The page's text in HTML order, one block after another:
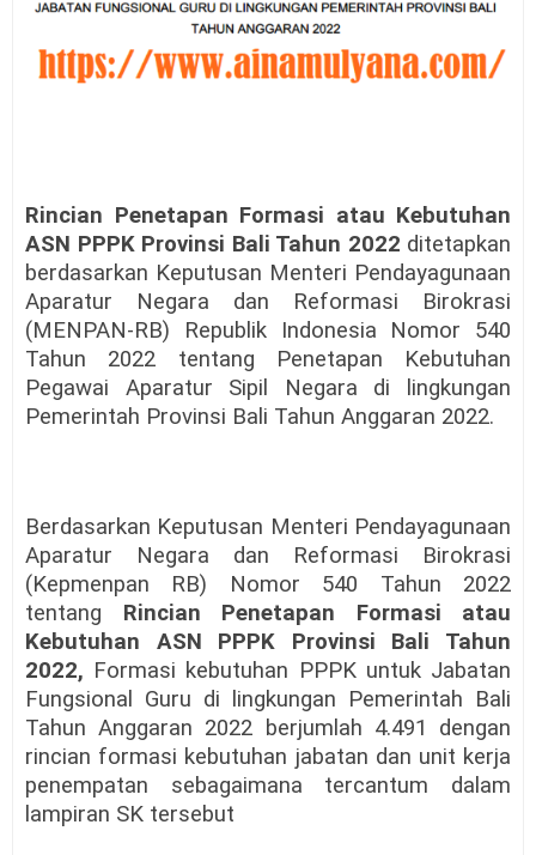
Rincian Penetapan Formasi atau Kebutuhan
ASN PPPK Provinsi Bali Tahun 2022 ditetapkan
berdasarkan Keputusan Menteri Pendayagunaan
Aparatur Negara dan Reformasi Birokrasi
(MENPAN-RB) Republik Indonesia Nomor 540
Tahun 2022 tentang Penetapan Kebutuhan
Pegawai Aparatur Sipil Negara di lingkungan
Pemerintah Provinsi Bali Tahun Anggaran 2022.
Berdasarkan Keputusan Menteri Pendayagunaan
Aparatur Negara dan Reformasi Birokrasi
(Kepmenpan RB) Nomor 540 Tahun 2022
tentang Rincian Penetapan Formasi atau
Kebutuhan ASN PPPK Provinsi Bali Tahun
2022, Formasi kebutuhan PPPK untuk Jabatan
Fungsional Guru di lingkungan Pemerintah Bali
Tahun Anggaran 2022 berjumlah 4.491 dengan
rincian formasi kebutuhan jabatan dan unit kerja
penempatan sebagaimana tercantum dalam
lampiran SK tersebut